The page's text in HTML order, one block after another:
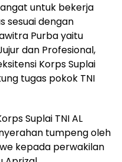
untuk bekerja
sesuai dengan
Purba yaitu
dan Profesional,
Korps Suplai
tugas pokok TNI
Suplai TNI AL
tumpeng oleh
kepada perwakilan